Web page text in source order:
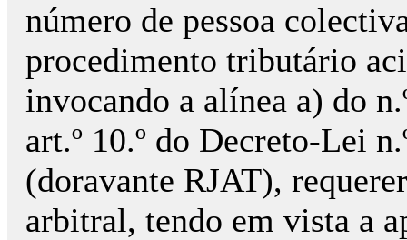
número de pessoa
procedimento tributário
invocando a alínea a) do
art.º 10.º do Decreto-Lei
(doravante RJAT),
arbitral, tendo em vista a